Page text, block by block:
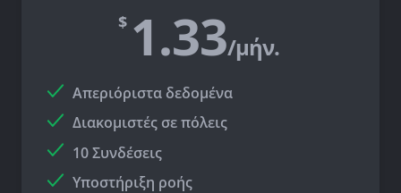
$ 1.33/μήν.
Απεριόριστα δεδομένα
Διακομιστές σεπόλεις
10 Συνδέσεις
Υποστήριξη ροής